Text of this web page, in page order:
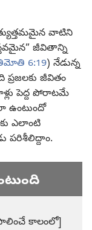
వాటిని
జీవితాన్ని
6:19) నేడున్న
జీవితం
పెద్ద పోరాటమే
ఉంటుందో
ఎలాంటి
పరిశీలిద్దాం.
కాలంలో]